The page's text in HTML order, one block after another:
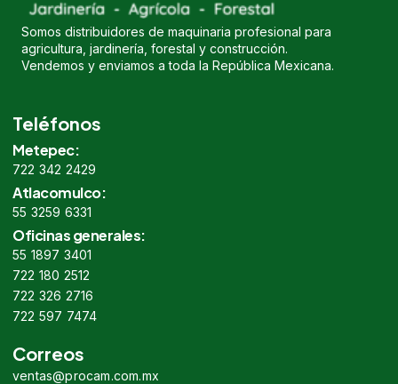
Somos distribuidores de maquinaria profesional para
agricultura, jardinería, forestal y construcción.
Vendemos y enviamos a toda la República Mexicana.
Teléfonos
Metepec:
722 342 2429
Atlacomulco:
55 3259 6331
Oficinas generales:
55 1897 3401
722 180 2512
722 326 2716
722 597 7474
Correos
ventas@procam.com.mx